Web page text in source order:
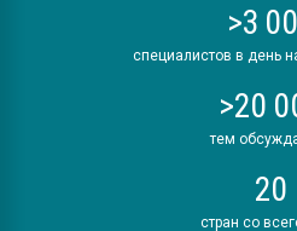
>3
специалистов в день
>20
тем
20
стран со